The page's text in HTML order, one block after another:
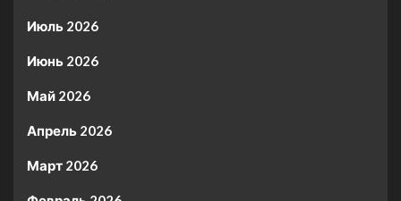
Июль 2026
Июнь 2026
Май 2026
Апрель 2026
Март 2026